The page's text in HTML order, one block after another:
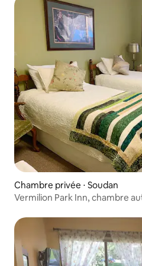
Chambre privée ⋅ Soudan
Vermilion Park Inn, chambre